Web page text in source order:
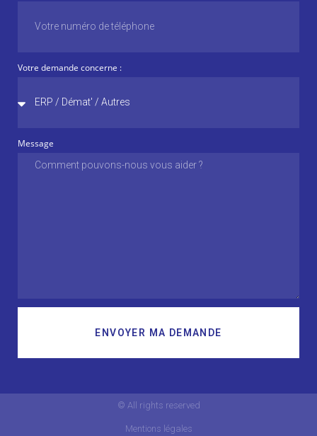
Votre demande concerne :
Message
ENVOYER MA DEMANDE
© All rights reserved
Mentions légales